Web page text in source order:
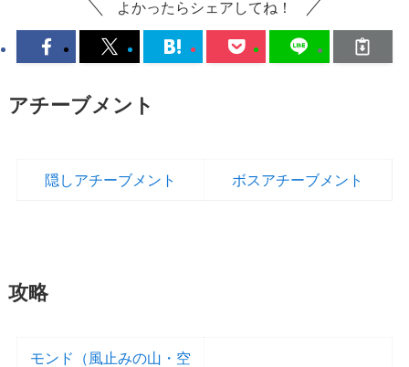
よかったらシェアしてね！
アチーブメント
隠しアチーブメント ボスアチーブメント
攻略
モンド（風止みの山・空